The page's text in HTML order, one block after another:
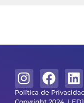
Política de